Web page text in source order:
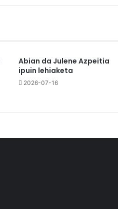
Abian da Julene Azpeitia
ipuin lehiaketa
2026-07-16